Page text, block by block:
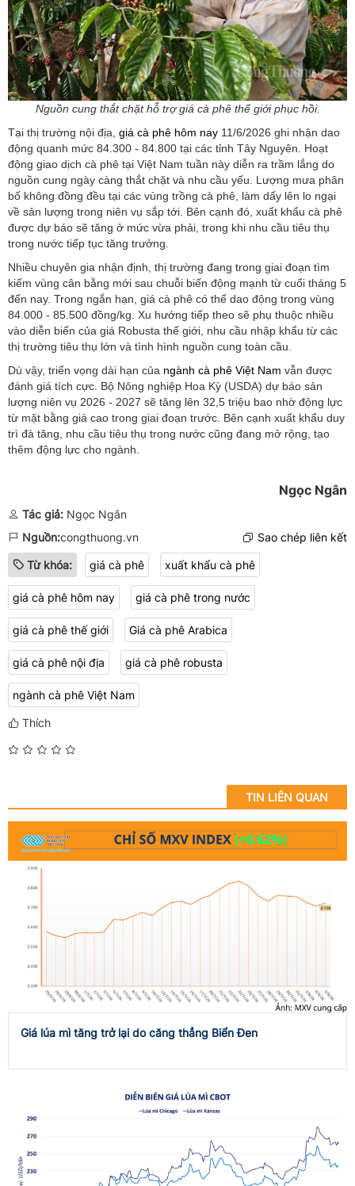
Nguồn cung thắt chặt hỗ trợ giá cà phê thế giới phục hồi.
Tại thị trường nội địa, giá cà phê hôm nay 11/6/2026 ghi nhận dao
động quanh mức 84.300 - 84.800 tại các tỉnh Tây Nguyên. Hoạt
động giao dịch cà phê tại Việt Nam tuần này diễn ra trầm lắng do
nguồn cung ngày càng thắt chặt và nhu cầu yếu. Lượng mưa phân
bố không đồng đều tại các vùng trồng cà phê, làm dấy lên lo ngại
về sản lượng trong niên vụ sắp tới. Bên cạnh đó, xuất khẩu cà phê
được dự báo sẽ tăng ở mức vừa phải, trong khi nhu cầu tiêu thụ
trong nước tiếp tục tăng trưởng.
Nhiều chuyên gia nhận định, thị trường đang trong giai đoạn tìm
kiếm vùng cân bằng mới sau chuỗi biến động mạnh từ cuối tháng 5
đến nay. Trong ngắn hạn, giá cà phê có thể dao động trong vùng
84.000 - 85.500 đồng/kg. Xu hướng tiếp theo sẽ phụ thuộc nhiều
vào diễn biến của giá Robusta thế giới, nhu cầu nhập khẩu từ các
thị trường tiêu thụ lớn và tình hình nguồn cung toàn cầu.
Dù vậy, triển vọng dài hạn của ngành cà phê Việt Nam vẫn được
đánh giá tích cực. Bộ Nông nghiệp Hoa Kỳ (USDA) dự báo sản
lượng niên vụ 2026 - 2027 sẽ tăng lên 32,5 triệu bao nhờ động lực
từ mặt bằng giá cao trong giai đoạn trước. Bên cạnh xuất khẩu duy
trì đà tăng, nhu cầu tiêu thụ trong nước cũng đang mở rộng, tạo
thêm động lực cho ngành.
Ngọc Ngân
Tác giả: Ngọc Ngân
Nguồn:congthuong.vn Sao chép liên kết
Từ khóa: giá cà phê xuất khẩu cà phê
giá cà phê hôm nay giá cà phê trong nước
giá cà phê thế giới Giá cà phê Arabica
giá cà phê nội địa giá cà phê robusta
ngành cà phê Việt Nam
Thích
TIN LIÊN QUAN
Giá lúa mì tăng trở lại do căng thẳng Biển Đen